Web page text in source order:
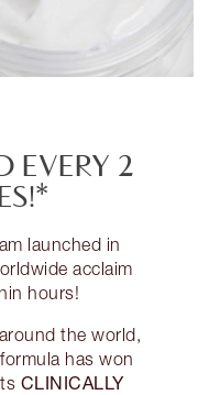
EVERY 2
launched in
acclaim
hours!
the world,
formula has won
CLINICALLY